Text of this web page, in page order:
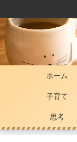
ホーム
子育て
思考